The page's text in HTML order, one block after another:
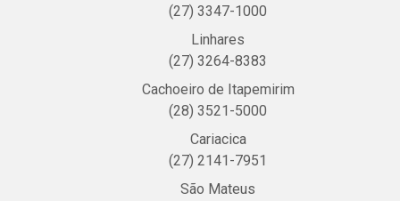
(27) 3347-1000
Linhares
(27) 3264-8383
Cachoeiro de Itapemirim
(28) 3521-5000
Cariacica
(27) 2141-7951
São Mateus